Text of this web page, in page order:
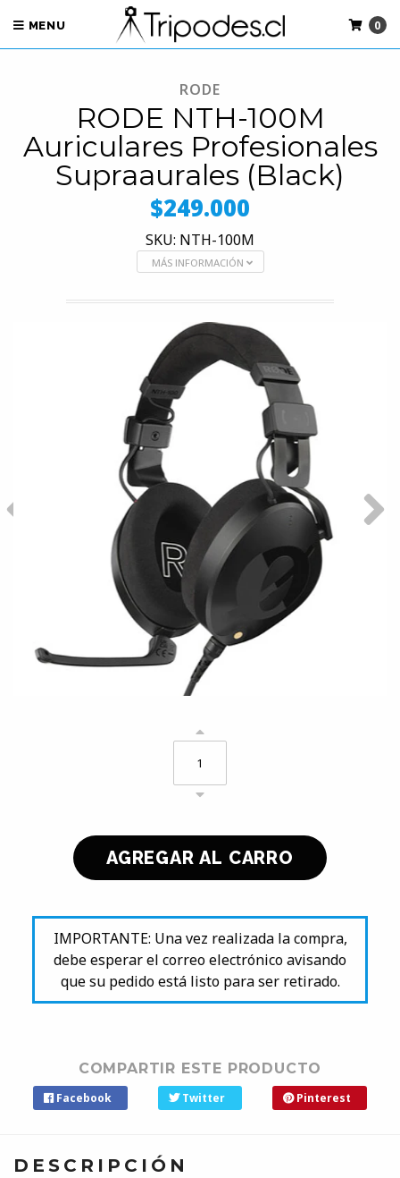
MENU 0
RODE
RODE NTH-100M
Auriculares Profesionales
Supraaurales (Black)
$249.000
SKU: NTH-100M
MÁS INFORMACIÓN
IMPORTANTE: Una vez realizada la compra,
debe esperar el correo electrónico avisando
que su pedido está listo para ser retirado.
COMPARTIR ESTE PRODUCTO
Facebook Twitter Pinterest
DESCRIPCIÓN